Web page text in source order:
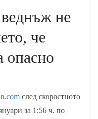
не
че
опасно
след скоростното
за 1:56 ч. по